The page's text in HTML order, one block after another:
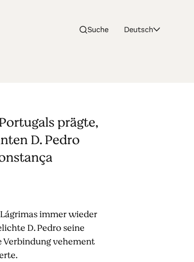
Suche Deutsch
prägte,
D. Pedro
immer wieder
D. Pedro seine
Verbindung vehement